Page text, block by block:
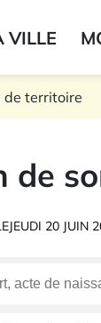
VILLE
de territoire
de
JEUDI 20 JUIN